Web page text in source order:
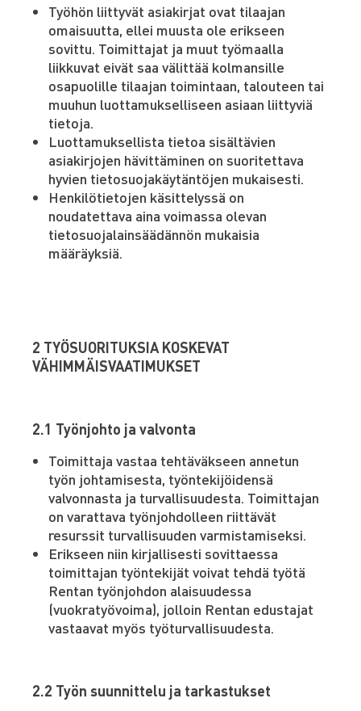
Työhön liittyvät asiakirjat ovat tilaajan
omaisuutta, ellei muusta ole erikseen
sovittu. Toimittajat ja muut työmaalla
liikkuvat eivät saa välittää kolmansille
osapuolille tilaajan toimintaan, talouteen tai
muuhun luottamukselliseen asiaan liittyviä
tietoja.
Luottamuksellista tietoa sisältävien
asiakirjojen hävittäminen on suoritettava
hyvien tietosuojakäytäntöjen mukaisesti.
Henkilötietojen käsittelyssä on
noudatettava aina voimassa olevan
tietosuojalainsäädännön mukaisia
määräyksiä.
2 TYÖSUORITUKSIA KOSKEVAT
VÄHIMMÄISVAATIMUKSET
2.1 Työnjohto ja valvonta
Toimittaja vastaa tehtäväkseen annetun
työn johtamisesta, työntekijöidensä
valvonnasta ja turvallisuudesta. Toimittajan
on varattava työnjohdolleen riittävät
resurssit turvallisuuden varmistamiseksi.
Erikseen niin kirjallisesti sovittaessa
toimittajan työntekijät voivat tehdä työtä
Rentan työnjohdon alaisuudessa
(vuokratyövoima), jolloin Rentan edustajat
vastaavat myös työturvallisuudesta.
2.2 Työn suunnittelu ja tarkastukset